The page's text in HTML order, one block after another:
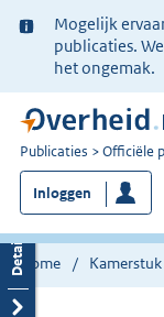
Ter
informatie:
Mogelijk
publicaties.
het ongemak.
U
bent
nu
hier:
Publicaties Officiële
Inloggen
Home